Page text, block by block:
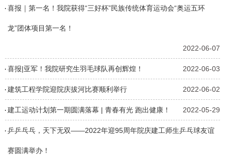
喜报｜第一名！我院获得“三好杯”民族传统体育运动会“奥运五环
龙”团体项目第一名！
2022-06-07
喜报|亚军！我院研究生羽毛球队再创辉煌！ 2022-06-03
建筑工程学院迎院庆拔河比赛顺利举行 2022-06-02
建工运动计划第一期圆满落幕 | 青春有光 跑出健康！ 2022-05-29
乒乒乓乓，天下无双——2022年迎95周年院庆建工师生乒乓球友谊
赛圆满举办！